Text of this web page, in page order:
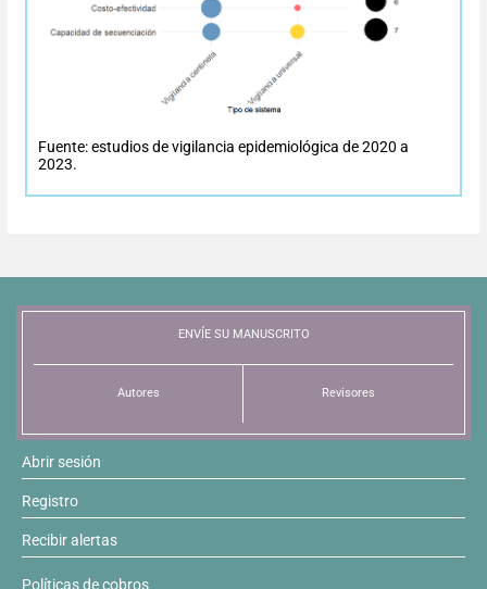
Editores
Comité editorial
Resúmenes de congresos
Noticias
Fuente: estudios de vigilancia epidemiológica de 2020 a
2023.
ENVÍE SU MANUSCRITO
Autores Revisores
Abrir sesión
Registro
Recibir alertas
Políticas de cobros